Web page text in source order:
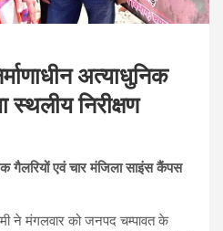
अत्याधुनिक
निरीक्षण
गैलरियों एवं चार मंजिला साइंस कैंपस
ने मंगलवार को जनपद चम्पावत के